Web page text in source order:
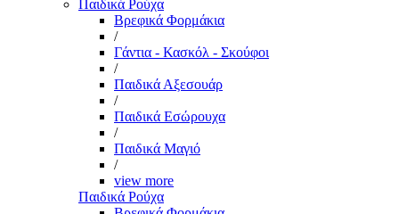
Παιδικά Ρούχα
Βρεφικά Φορμάκια
/
Γάντια - Κασκόλ - Σκούφοι
/
Παιδικά Αξεσουάρ
/
Παιδικά Εσώρουχα
/
Παιδικά Μαγιό
/
view more
Παιδικά Ρούχα